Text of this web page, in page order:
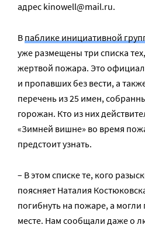
адрес kinowell@mail.ru.
Впаблике инициативной
уже размещены три списка
жертвой пожара. Это
и пропавших без вести, а
перечень из 25 имен,
горожан. Кто из них
«Зимней вишне» во время
предстоит узнать.
– В этом списке те, кого
поясняет Наталия
погибнуть на пожаре, а могли
месте. Нам сообщали даже о